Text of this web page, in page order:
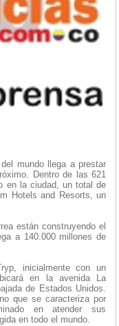
mundo llega a prestar
Dentro de las 621
en la ciudad, un total de
Hotels and Resorts, un
están construyendo el
a 140.000 millones de
inicialmente con un
en la avenida La
de Estados Unidos.
que se caracteriza por
en atender sus
en todo el mundo.